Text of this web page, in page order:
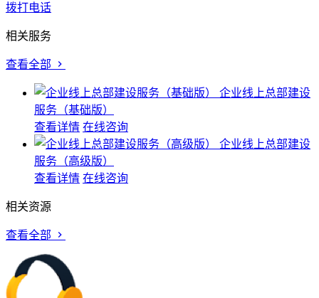
拨打电话
相关服务
查看全部
企业线上总部建设
服务（基础版）
查看详情 在线咨询
企业线上总部建设
服务（高级版）
查看详情 在线咨询
相关资源
查看全部